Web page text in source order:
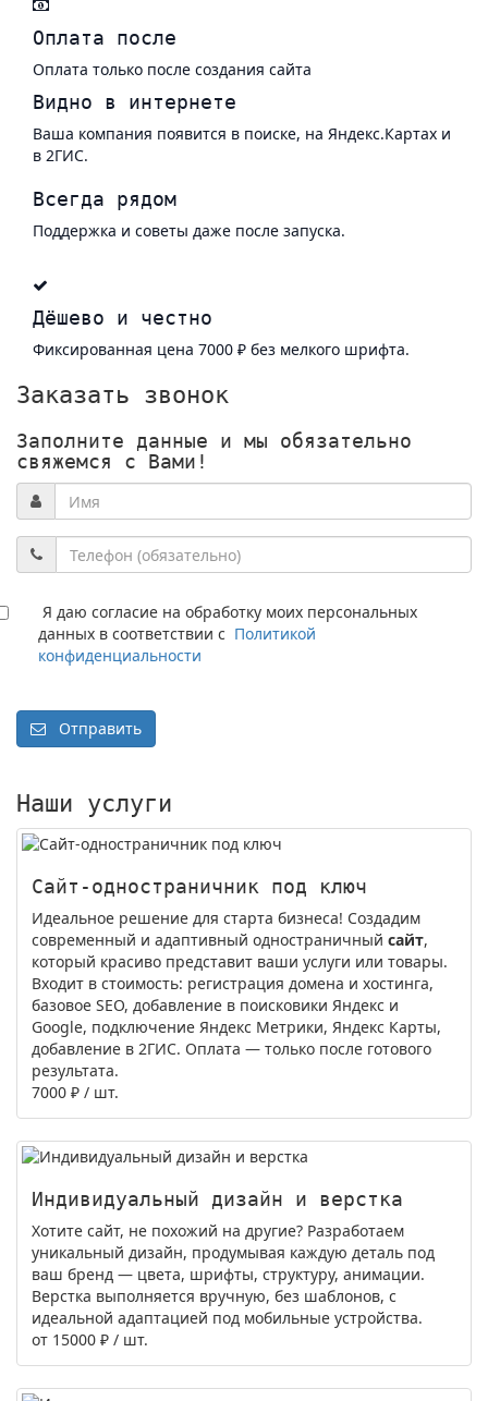
Оплата после
Оплата только после создания сайта
Видно в интернете
Ваша компания появится в поиске, на Яндекс.Картах и
в 2ГИС.
Всегда рядом
Поддержка и советы даже после запуска.
Дёшево и честно
Фиксированная цена 7000 ₽ без мелкого шрифта.
Заказать звонок
Заполните данные и мы обязательно
свяжемся с Вами!
Я даю согласие на обработку моих персональных
данных в соответствии с Политикой
конфиденциальности
Отправить
Наши услуги
Сайт-одностраничник под ключ
Идеальное решение для старта бизнеса! Создадим
современный и адаптивный одностраничный сайт,
который красиво представит ваши услуги или товары.
Входит в стоимость: регистрация домена и хостинга,
базовое SEO, добавление в поисковики Яндекс и
Google, подключение Яндекс Метрики, Яндекс Карты,
добавление в 2ГИС. Оплата — только после готового
результата.
7000 ₽ / шт.
Индивидуальный дизайн и верстка
Хотите сайт, не похожий на другие? Разработаем
уникальный дизайн, продумывая каждую деталь под
ваш бренд — цвета, шрифты, структуру, анимации.
Верстка выполняется вручную, без шаблонов, с
идеальной адаптацией под мобильные устройства.
от 15000 ₽ / шт.